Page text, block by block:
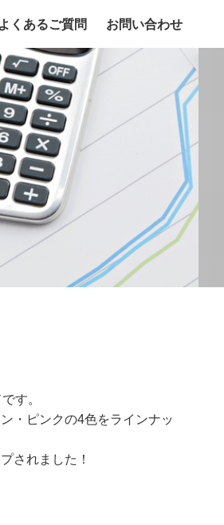
よくあるご質問 お問い合わせ
す。
・ピンクの4色をラインナッ
されました！